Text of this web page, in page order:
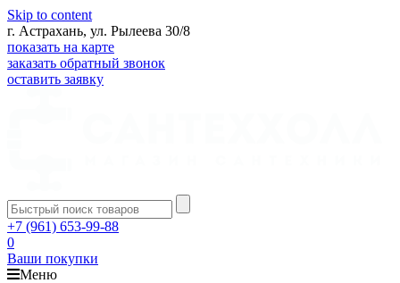
Skip to content
г. Астрахань, ул. Рылеева 30/8
показать на карте
заказать обратный звонок
оставить заявку
+7 (961) 653-99-88
0
Ваши покупки
Меню